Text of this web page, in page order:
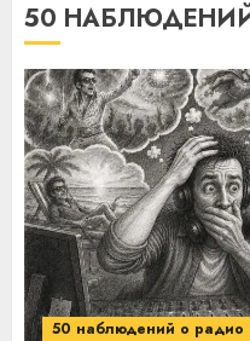
50
50 наблюдений о радио